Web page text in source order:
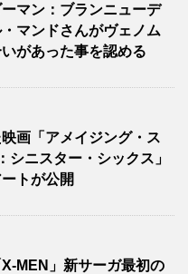
マン：ブランニューデ
マンドさんがヴェノム
があった事を認める
画「アメイジング・ス
シニスター・シックス」
トが公開
X-MEN」新サーガ最初の